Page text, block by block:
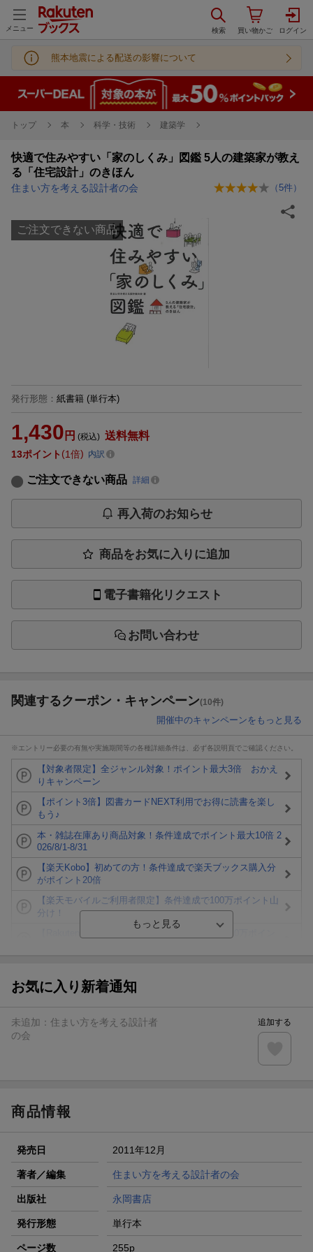
メニュー
熊本地震による配送の影響について
トップ 本 科学・技術 建築学
快適で住みやすい「家のしくみ」図鑑 5人の建築家が教え
る「住宅設計」のきほん
住まい方を考える設計者の会 （5件）
ご注文できない商品
発行形態 ： 紙書籍 (単行本)
1,430 円 (税込) 送料無料
13ポイント 1倍 内訳
ご注文できない商品 詳細
再入荷のお知らせ
商品をお気に入りに追加
電子書籍化リクエスト
お問い合わせ
関連するクーポン・キャンペーン(10件)
開催中のキャンペーンをもっと見る
※エントリー必要の有無や実施期間等の各種詳細条件は、必ず各説明頁でご確認ください。
【対象者限定】全ジャンル対象！ポイント最大3倍 おかえ
りキャンペーン
【ポイント3倍】図書カードNEXT利用でお得に読書を楽し
もう♪
本・雑誌在庫あり商品対象！条件達成でポイント最大10倍 2
026/8/1-8/31
【楽天Kobo】初めての方！条件達成で楽天ブックス購入分
がポイント20倍
【楽天モバイルご利用者限定】条件達成で100万ポイント山
分け！
が当たる！
楽天モバイル紹介キャンペーンの拡散で300円OFFクーポン
条件達成で楽天限定・宝塚歌劇 宙組貸切公演ペアチケット
お気に入り新着通知
未追加： 住まい方を考える設計者
の会
追加する
商品情報
発売日 2011年12月
著者／編集 住まい方を考える設計者の会
出版社 永岡書店
発行形態 単行本
ページ数 255p